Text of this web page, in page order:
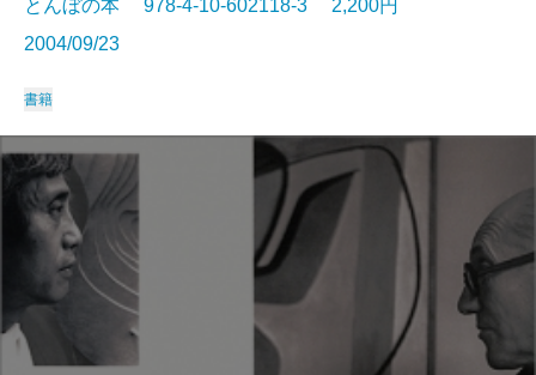
とんぼの本 978-4-10-602118-3 2,200円
2004/09/23
書籍